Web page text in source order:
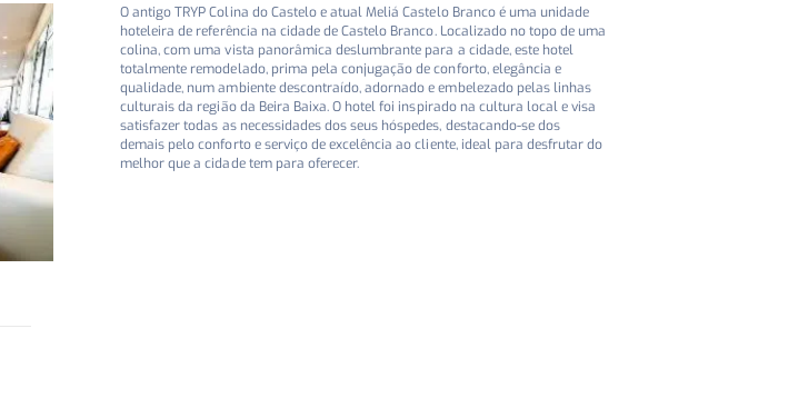
O antigo TRYP Colina do Castelo e atual Meliá Castelo Branco é uma unidade
hoteleira de referência na cidade de Castelo Branco. Localizado no topo de uma
colina, com uma vista panorâmica deslumbrante para a cidade, este hotel
totalmente remodelado, prima pela conjugação de conforto, elegância e
qualidade, num ambiente descontraído, adornado e embelezado pelas linhas
culturais da região da Beira Baixa. O hotel foi inspirado na cultura local e visa
satisfazer todas as necessidades dos seus hóspedes, destacando-se dos
demais pelo conforto e serviço de excelência ao cliente, ideal para desfrutar do
melhor que a cidade tem para oferecer.